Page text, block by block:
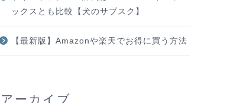
ックスとも比較【犬のサブスク】
【最新版】Amazonや楽天でお得に買う方法
アーカイブ